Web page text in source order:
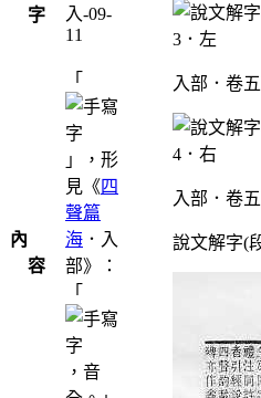
字
入-09-
11
內
容
「
」，形
見《四
聲篇
海 ．入
部》：
「
，音
入部．卷
入部．卷
說文解字(